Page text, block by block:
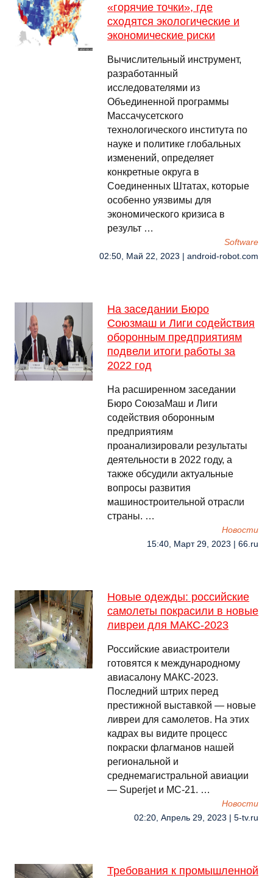
«горячие точки», где
сходятся экологические и
экономические риски
Вычислительный инструмент,
разработанный
исследователями из
Объединенной программы
Массачусетского
технологического института по
науке и политике глобальных
изменений, определяет
конкретные округа в
Соединенных Штатах, которые
особенно уязвимы для
экономического кризиса в
результ …
Software
02:50, Май 22, 2023 | android-robot.com
На заседании Бюро
Союзмаш и Лиги содействия
оборонным предприятиям
подвели итоги работы за
2022 год
На расширенном заседании
Бюро СоюзаМаш и Лиги
содействия оборонным
предприятиям
проанализировали результаты
деятельности в 2022 году, а
также обсудили актуальные
вопросы развития
машиностроительной отрасли
страны. …
Новости
15:40, Март 29, 2023 | 66.ru
Новые одежды: российские
самолеты покрасили в новые
ливреи для МАКС-2023
Российские авиастроители
готовятся к международному
авиасалону МАКС-2023.
Последний штрих перед
престижной выставкой — новые
ливреи для самолетов. На этих
кадрах вы видите процесс
покраски флагманов нашей
региональной и
среднемагистральной авиации
— Superjet и МС-21. …
Новости
02:20, Апрель 29, 2023 | 5-tv.ru
Требования к промышленной